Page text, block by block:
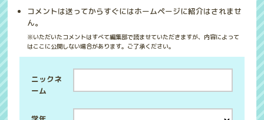
コメントは送ってからすぐにはホームページに紹介はされませ
ん。
※いただいたコメントはすべて編集部で読ませていただきますが、内容によって
はここに公開しない場合があります。ご了承ください。
ニックネ
ーム